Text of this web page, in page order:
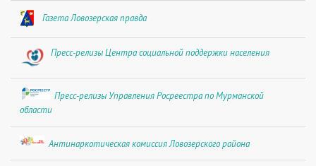
Газета Ловозерская правда
Пресс-релизы Центра социальной поддержки населения
Пресс-релизы Управления Росреестра по Мурманской
области
Антинаркотическая комиссия Ловозерского района